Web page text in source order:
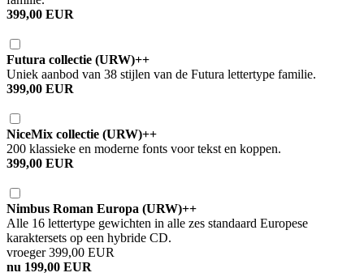
399,00 EUR
Futura collectie (URW)++
Uniek aanbod van 38 stijlen van de Futura lettertype familie.
399,00 EUR
NiceMix collectie (URW)++
200 klassieke en moderne fonts voor tekst en koppen.
399,00 EUR
Nimbus Roman Europa (URW)++
Alle 16 lettertype gewichten in alle zes standaard Europese
karaktersets op een hybride CD.
vroeger 399,00 EUR
nu 199,00 EUR